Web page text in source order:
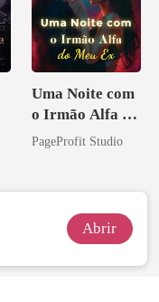
Uma Noite com
o Irmão Alfa do
Meu Ex
PageProfit Studio
Abrir